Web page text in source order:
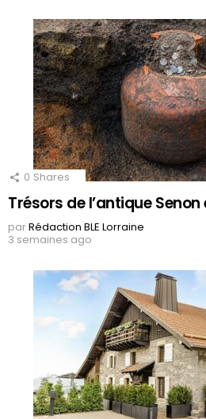
0 Shares
Trésors de l’antique Senon
parRédaction BLE Lorraine
3 semaines ago